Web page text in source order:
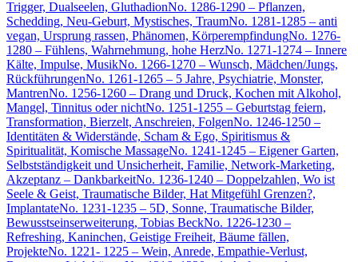
Trigger, Dualseelen, GluthadionNo. 1286-1290 – Pflanzen,
Schedding, Neu-Geburt, Mystisches, TraumNo. 1281-1285 – anti
vegan, Ursprung rassen, Phänomen, KörperempfindungNo. 1276-
1280 – Fühlens, Wahrnehmung, hohe HerzNo. 1271-1274 – Innere
Kälte, Impulse, MusikNo. 1266-1270 – Wunsch, Mädchen/Jungs,
RückführungenNo. 1261-1265 – 5 Jahre, Psychiatrie, Monster,
MantrenNo. 1256-1260 – Drang und Druck, Kochen mit Alkohol,
Mangel, Tinnitus oder nichtNo. 1251-1255 – Geburtstag feiern,
Transformation, Bierzelt, Anschreien, FolgenNo. 1246-1250 –
Identitäten & Widerstände, Scham & Ego, Spiritismus &
Spiritualität, Komische MassageNo. 1241-1245 – Eigener Garten,
Selbstständigkeit und Unsicherheit, Familie, Network-Marketing,
Akzeptanz – DankbarkeitNo. 1236-1240 – Doppelzahlen, Wo ist
Seele & Geist, Traumatische Bilder, Hat Mitgefühl Grenzen?,
ImplantateNo. 1231-1235 – 5D, Sonne, Traumatische Bilder,
Bewusstseinserweiterung, Tobias BeckNo. 1226-1230 –
Refreshing, Kaninchen, Geistige Freiheit, Bäume fällen,
ProjekteNo. 1221- 1225 – Wein, Anrede, Empathie-Verlust,